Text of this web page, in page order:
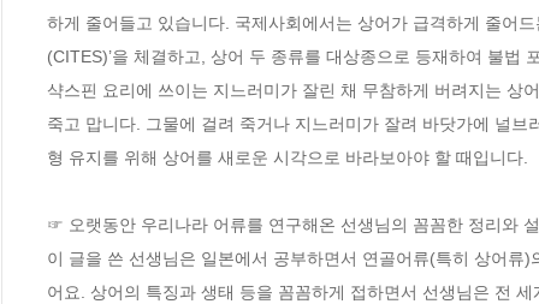
하게 줄어들고 있습니다. 국제사회에서는 상어가 급격하게 줄어
(CITES)’을 체결하고, 상어 두 종류를 대상종으로 등재하여 불법
샥스핀 요리에 쓰이는 지느러미가 잘린 채 무참하게 버려지는 상
죽고 맙니다. 그물에 걸려 죽거나 지느러미가 잘려 바닷가에 널
형 유지를 위해 상어를 새로운 시각으로 바라보아야 할 때입니다.
☞ 오랫동안 우리나라 어류를 연구해온 선생님의 꼼꼼한 정리와
이 글을 쓴 선생님은 일본에서 공부하면서 연골어류(특히 상어
어요. 상어의 특징과 생태 등을 꼼꼼하게 접하면서 선생님은 전